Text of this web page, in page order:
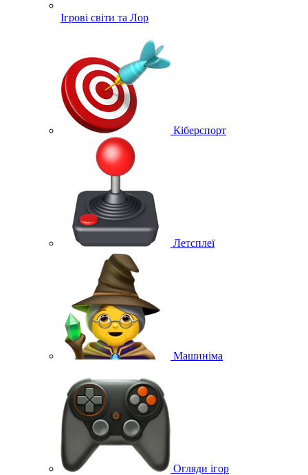
Ігрові світи та Лор
Кіберспорт
Летсплеї
Машиніма
Огляди ігор